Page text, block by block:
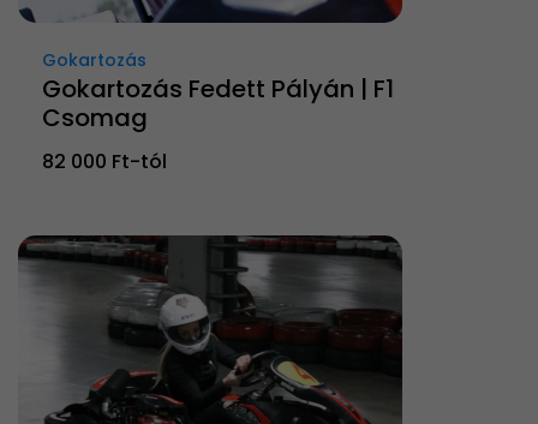
Gokartozás
Gokartozás Fedett Pályán | F1
Csomag
82 000 Ft-tól